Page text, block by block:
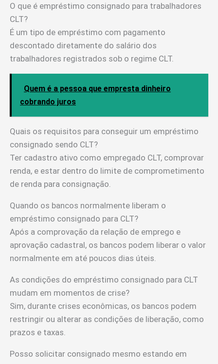
O que é empréstimo consignado para trabalhadores
CLT?
É um tipo de empréstimo com pagamento
descontado diretamente do salário dos
trabalhadores registrados sob o regime CLT.
Quem é a pessoa que empresta dinheiro
cobrando juros
Quais os requisitos para conseguir um empréstimo
consignado sendo CLT?
Ter cadastro ativo como empregado CLT, comprovar
renda, e estar dentro do limite de comprometimento
de renda para consignação.
Quando os bancos normalmente liberam o
empréstimo consignado para CLT?
Após a comprovação da relação de emprego e
aprovação cadastral, os bancos podem liberar o valor
normalmente em até poucos dias úteis.
As condições do empréstimo consignado para CLT
mudam em momentos de crise?
Sim, durante crises econômicas, os bancos podem
restringir ou alterar as condições de liberação, como
prazos e taxas.
Posso solicitar consignado mesmo estando em